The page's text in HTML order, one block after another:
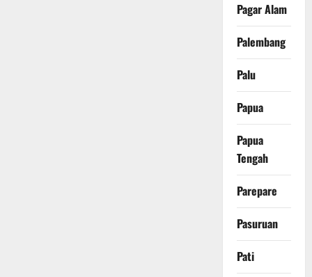
Pagar Alam
Palembang
Palu
Papua
Papua
Tengah
Parepare
Pasuruan
Pati